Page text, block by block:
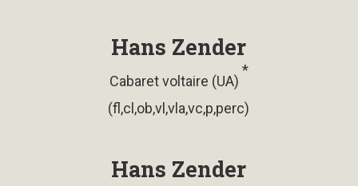
Hans Zender
Cabaret voltaire (UA)
*
(fl,cl,ob,vl,vla,vc,p,perc)
Hans Zender